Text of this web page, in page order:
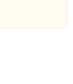
、自信を無
の2月まで諦
かり働いてい